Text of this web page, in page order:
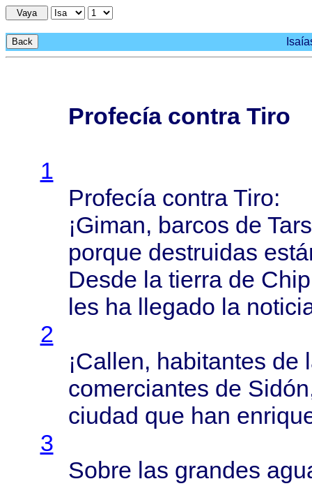
Vaya
Back
Profecía contra Tiro
1
Profecía contra Tiro:
¡Giman, barcos de
porque destruidas
Desde la tierrade
les ha llegado la
2
¡Callen, habitantes de
comerciantes de Sidón
ciudad que han
3
Sobre las grandes